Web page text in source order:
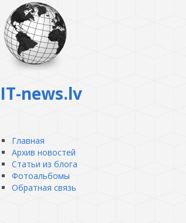
IT-news.lv
Главная
Архив новостей
Статьи из блога
Фотоальбомы
Обратная связь